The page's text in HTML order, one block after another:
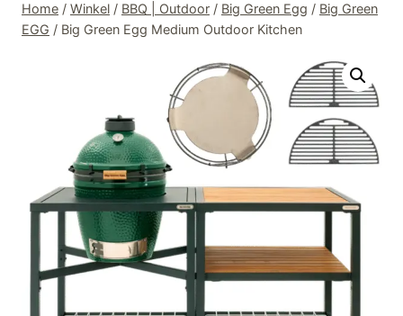
Home / Winkel / BBQ | Outdoor / Big Green Egg / Big Green
EGG / Big Green Egg Medium Outdoor Kitchen